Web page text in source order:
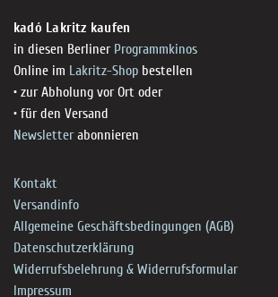
kadó Lakritz kaufen
in diesen Berliner Programmkinos
Online im Lakritz-Shop bestellen
• zur Abholung vor Ort oder
• für den Versand
Newsletterabonnieren
Kontakt
Versandinfo
Allgemeine Geschäftsbedingungen (AGB)
Datenschutzerklärung
Widerrufsbelehrung & Widerrufsformular
Impressum